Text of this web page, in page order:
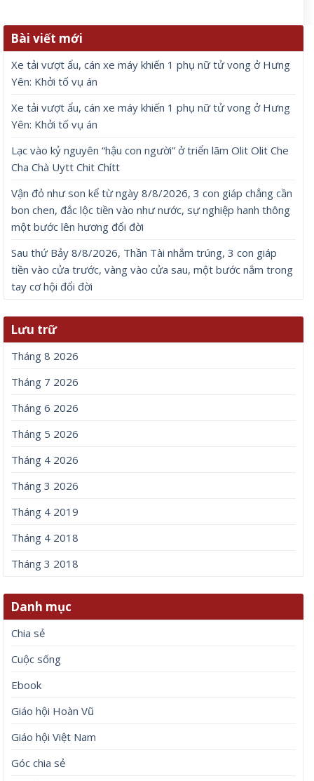
Bài viết mới
Xe tải vượt ẩu, cán xe máy khiến 1 phụ nữ tử vong ở Hưng
Yên: Khởi tố vụ án
Xe tải vượt ẩu, cán xe máy khiến 1 phụ nữ tử vong ở Hưng
Yên: Khởi tố vụ án
Lạc vào kỷ nguyên “hậu con người” ở triển lãm Olit Olit Che
Cha Chà Uytt Chit Chítt
Vận đỏ như son kể từ ngày 8/8/2026, 3 con giáp chẳng cần
bon chen, đắc lộc tiền vào như nước, sự nghiệp hanh thông
một bước lên hương đổi đời
Sau thứ Bảy 8/8/2026, Thần Tài nhắm trúng, 3 con giáp
tiền vào cửa trước, vàng vào cửa sau, một bước nắm trong
tay cơ hội đổi đời
Lưu trữ
Tháng 8 2026
Tháng 7 2026
Tháng 6 2026
Tháng 5 2026
Tháng 4 2026
Tháng 3 2026
Tháng 4 2019
Tháng 4 2018
Tháng 3 2018
Danh mục
Chia sẻ
Cuộc sống
Ebook
Giáo hội Hoàn Vũ
Giáo hội Việt Nam
Góc chia sẻ